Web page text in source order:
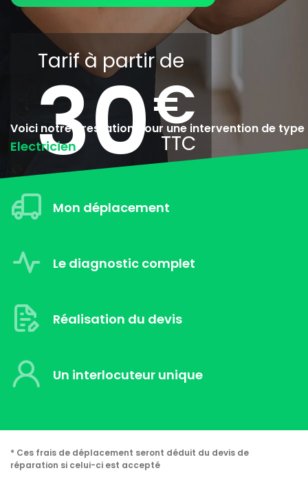
Tarif à partir de
30
Voici notre prestation pour une intervention de type
Electricien
Mon déplacement
Le diagnostic complet
Réalisation du devis
Un interlocuteur unique
* Ces frais de déplacement seront déduit du devis de
réparation si celui-ci est accepté